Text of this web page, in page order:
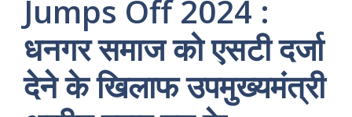
Jumps Off 2024 :
धनगर समाज को एसटी दर्जा
देने के खिलाफ उपमुख्यमंत्री